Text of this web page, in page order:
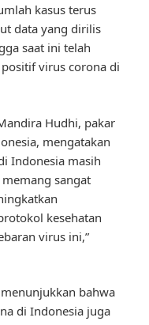
kasus terus
data yang dirilis
saat ini telah
virus corona di
Hudhi, pakar
mengatakan
Indonesia masih
sangat
kesehatan
virus ini,”
bahwa
di Indonesia juga